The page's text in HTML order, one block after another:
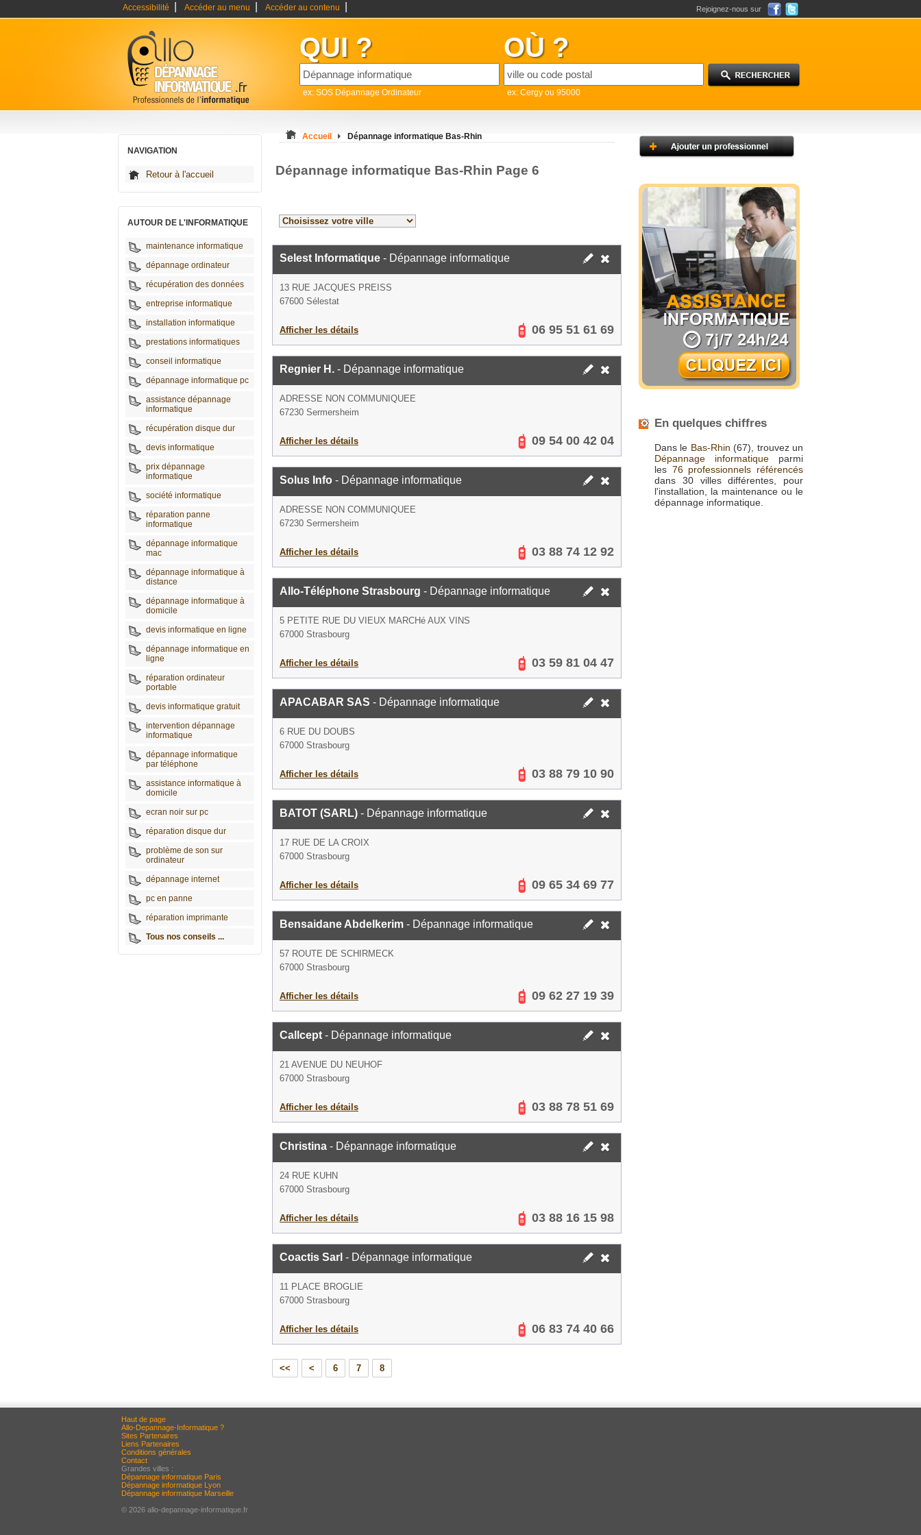
Accessibilité Accéder au menu Accéder au contenu Rejoignez-nous sur
QUI ?
ex: SOS Dépannage Ordinateur
OÙ ?
ex: Cergy ou 95000
NAVIGATION
Retour à l'accueil
AUTOUR DE L'INFORMATIQUE
maintenance informatique
dépannage ordinateur
récupération des données
entreprise informatique
installation informatique
prestations informatiques
conseil informatique
dépannage informatique pc
assistance dépannage
informatique
récupération disque dur
devis informatique
prix dépannage
informatique
société informatique
réparation panne
informatique
dépannage informatique
mac
dépannage informatique à
distance
dépannage informatique à
domicile
devis informatique en ligne
dépannage informatique en
ligne
réparation ordinateur
portable
devis informatique gratuit
intervention dépannage
informatique
dépannage informatique
par téléphone
assistance informatique à
domicile
ecran noir sur pc
réparation disque dur
problème de son sur
ordinateur
dépannage internet
pc en panne
réparation imprimante
Tous nos conseils ...
Accueil Dépannage informatique Bas-Rhin
Dépannage informatique Bas-Rhin Page 6
Selest Informatique - Dépannage informatique
13 RUE JACQUES PREISS
67600 Sélestat
Afficher les détails 06 95 51 61 69
Regnier H. - Dépannage informatique
ADRESSE NON COMMUNIQUEE
67230 Sermersheim
Afficher les détails 09 54 00 42 04
Solus Info - Dépannage informatique
ADRESSE NON COMMUNIQUEE
67230 Sermersheim
Afficher les détails 03 88 74 12 92
Allo-Téléphone Strasbourg - Dépannage informatique
5 PETITE RUE DU VIEUX MARCHé AUX VINS
67000 Strasbourg
Afficher les détails 03 59 81 04 47
APACABAR SAS - Dépannage informatique
6 RUE DU DOUBS
67000 Strasbourg
Afficher les détails 03 88 79 10 90
BATOT (SARL) - Dépannage informatique
17 RUE DE LA CROIX
67000 Strasbourg
Afficher les détails 09 65 34 69 77
Bensaidane Abdelkerim - Dépannage informatique
57 ROUTE DE SCHIRMECK
67000 Strasbourg
Afficher les détails 09 62 27 19 39
Callcept - Dépannage informatique
21 AVENUE DU NEUHOF
67000 Strasbourg
Afficher les détails 03 88 78 51 69
Christina - Dépannage informatique
24 RUE KUHN
67000 Strasbourg
Afficher les détails 03 88 16 15 98
Coactis Sarl - Dépannage informatique
11 PLACE BROGLIE
67000 Strasbourg
Afficher les détails 06 83 74 40 66
<< < 6 7 8
En quelques chiffres
Dans le Bas-Rhin (67), trouvez un
Dépannage informatique parmi
les 76 professionnels référencés
dans 30 villes différentes, pour
l'installation, la maintenance ou le
dépannage informatique.
Haut de page
Allo-Depannage-Informatique ?
Sites Partenaires
Liens Partenaires
Conditions générales
Contact
Grandes villes :
Dépannage informatique Paris
Dépannage informatique Lyon
Dépannage informatique Marseille
© 2026 allo-depannage-informatique.fr